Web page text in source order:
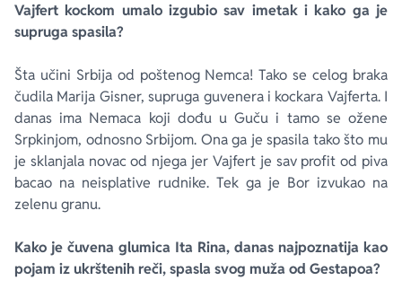
Vajfert kockom umalo izgubio sav imetak i kako ga je
supruga spasila?
Šta učini Srbija od poštenog Nemca! Tako se celog braka
čudila Marija Gisner, supruga guvenera i kockara Vajferta. I
danas ima Nemaca koji dođu u Guču i tamo se ožene
Srpkinjom, odnosno Srbijom. Ona ga je spasila tako što mu
je sklanjala novac od njega jer Vajfert je sav profit od piva
bacao na neisplative rudnike. Tek ga je Bor izvukao na
zelenu granu.
Kako je čuvena glumica Ita Rina, danas najpoznatija kao
pojam iz ukrštenih reči, spasla svog muža od Gestapoa?